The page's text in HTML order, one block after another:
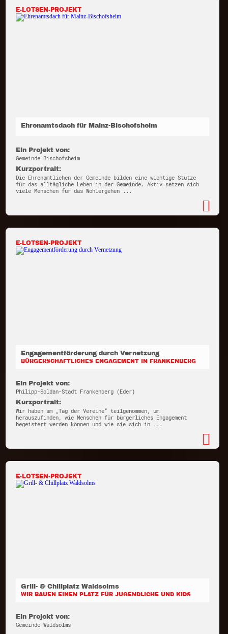
E-LOTSEN-PROJEKT
Ehrenamtsdach für Mainz-Bischofsheim
Ein Projekt von:
Gemeinde Bischofsheim
Kurzportrait:
Die Ehrenamtlichen der Gemeinde bilden eine wichtige Stütze
für das alltägliche Leben in der Gemeinde. Aktiv setzen sich
viele Menschen für das Wohlergehen ...
E-LOTSEN-PROJEKT
Engagementförderung durch Vernetzung
BÜRGERSCHAFTLICHES ENGAGEMENT IN FRANKENBERG
Ein Projekt von:
Philipp-Soldan-Stadt Frankenberg (Eder)
Kurzportrait:
Wir haben am „Tag der Vereine“ teilgenommen, um
herauszufinden, wie Menschen für bürgerliches Engagement
begeistert werden können und wie sie sich in ...
E-LOTSEN-PROJEKT
Grill- & Chillplatz Waldsolms
WIR BAUEN EINEN PLATZ FÜR JUGENDLICHE UND KIDS
Ein Projekt von:
Gemeinde Waldsolms